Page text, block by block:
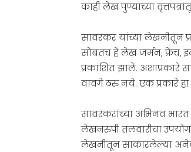
काही लेख
सावरकर यांच्या लेखनीतून
सोबतच हे लेख जर्मन, फ्रेंच,
प्रकाशित झाले. अशाप्रकारे
वावगे ठरु नये. एक प्रकारे हा
सावरकरांच्या अभिनव भारत
लेखनरुपी तलवारीचा
लेखनीतून साकारलेल्या अनेक